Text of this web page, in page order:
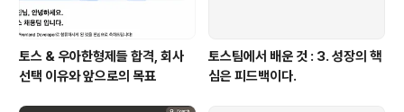
토스 & 우아한형제들 합격, 회사
선택 이유와 앞으로의 목표
토스팀에서 배운 것 : 3. 성장의 핵
심은 피드백이다.